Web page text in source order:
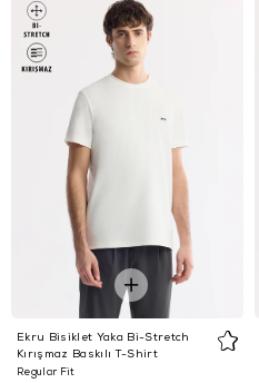
Ekru Bisiklet Yaka Bi-Stretch
Kırışmaz Baskılı T-Shirt
Regular Fit